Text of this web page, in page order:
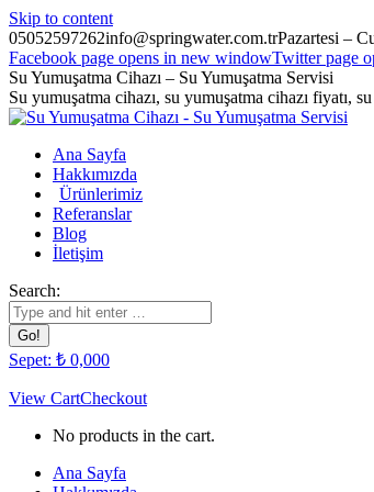
Skip to content
05052597262info@springwater.com.trPazartesi –
Facebook page opens in new windowTwitter page
Su Yumuşatma Cihazı – Su Yumuşatma Servisi
Su yumuşatma cihazı, su yumuşatma cihazı fiyatı,
Ana Sayfa
Hakkımızda
Ürünlerimiz
Referanslar
Blog
İletişim
Search:
Sepet: ₺ 0,000
View CartCheckout
No products in the cart.
Ana Sayfa